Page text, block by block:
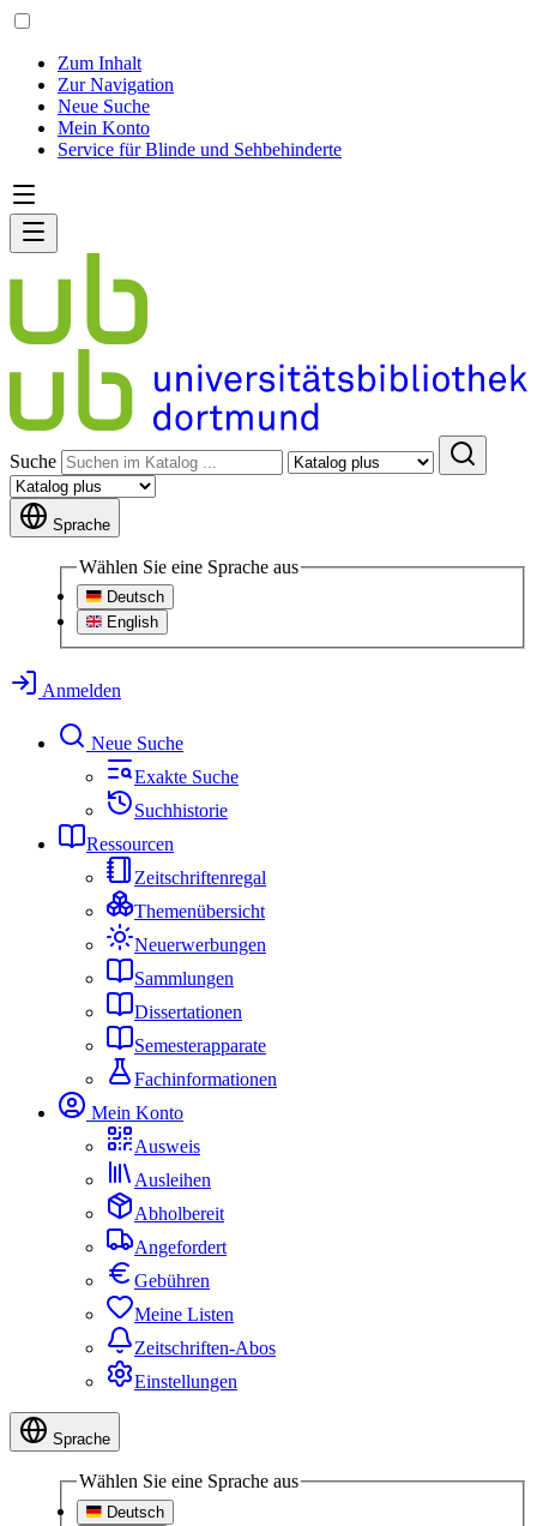
Zum Inhalt
Zur Navigation
Neue Suche
Mein Konto
Service für Blinde und Sehbehinderte
Suche
Sprache
Wählen Sie eine Sprache aus
Deutsch
English
Anmelden
Neue Suche
Exakte Suche
Suchhistorie
Ressourcen
Zeitschriftenregal
Themenübersicht
Neuerwerbungen
Sammlungen
Dissertationen
Semesterapparate
Fachinformationen
Mein Konto
Ausweis
Ausleihen
Abholbereit
Angefordert
Gebühren
Meine Listen
Zeitschriften-Abos
Einstellungen
Sprache
Wählen Sie eine Sprache aus
Deutsch